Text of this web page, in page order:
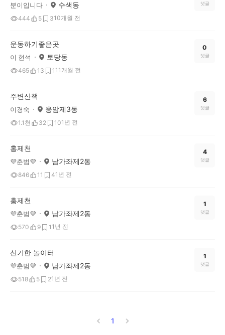
분이입니다 수색동
444 5 310개월 전
댓글
운동하기좋은곳
이 현석 토당동
465 13 1 11개월 전
0
댓글
주변산책
이경숙 응암제3동
1.1천 32 101년 전
6
댓글
홍제천
💜춘범💜 남가좌제2동
846 11 41년 전
4
댓글
홍제천
💜춘범💜 남가좌제2동
570 9 1 1년 전
1
댓글
신기한 놀이터
💜춘범💜 남가좌제2동
518 5 21년 전
1
댓글
1